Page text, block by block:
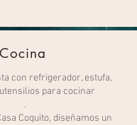
Cocina
con refrigerador, estufa,
para cocinar
.
Coquito, diseñamos un